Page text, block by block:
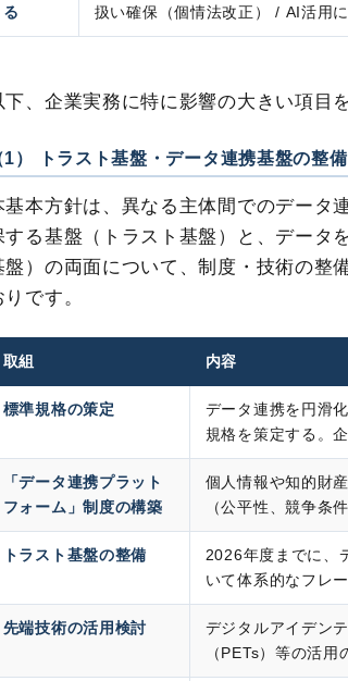
る
扱い確保（個情法改正） / AI活用
下、企業実務に特に影響の大きい項目
1） トラスト基盤・データ連携基盤の整備
基本方針は、異なる主体間でのデータ
する基盤（トラスト基盤）と、データ
盤）の両面について、制度・技術の整
りです。
取組 内容
標準規格の策定
データ連携を円滑
規格を策定する。
「データ連携プラット
フォーム」制度の構築
個人情報や知的財
（公平性、競争条
トラスト基盤の整備
2026年度までに、
いて体系的なフレ
先端技術の活用検討
デジタルアイデン
（PETs）等の活